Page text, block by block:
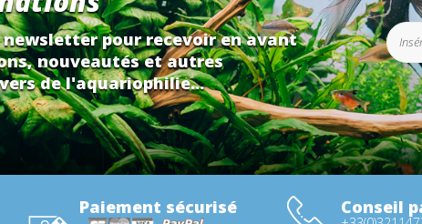
pour recevoir en avant
nouveautés et autres
de l'aquariophilie...
Paiement sécurisé Conseil